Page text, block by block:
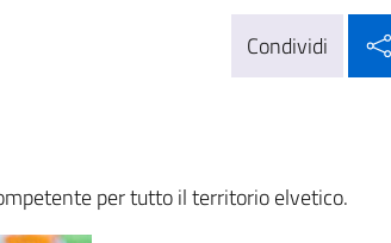
Condividi
per tutto il territorio elvetico.